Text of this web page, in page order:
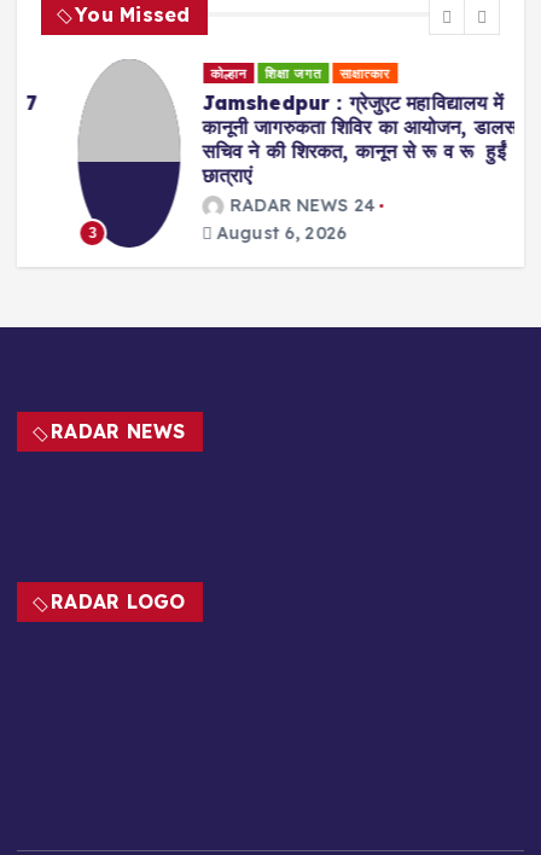
You Missed
कोल्हान शिक्षा जगत साक्षात्कार
Jamshedpur : ग्रेजुएट महाविद्यालय में
कानूनी जागरुकता शिविर का आयोजन, डालसा
सचिव ने की शिरकत, कानून से रू व रू हुईं
छात्राएं
RADAR NEWS 24
August 6, 2026
RADAR NEWS
RADAR LOGO